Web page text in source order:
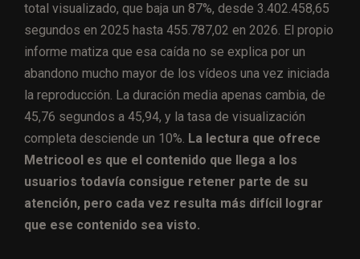
total visualizado, que baja un 87%, desde 3.402.458,65
segundos en 2025 hasta 455.787,02 en 2026. El propio
informe matiza que esa caída no se explica por un
abandono mucho mayor de los vídeos una vez iniciada
la reproducción. La duración media apenas cambia, de
45,76 segundos a 45,94, y la tasa de visualización
completa desciende un 10%. La lectura que ofrece
Metricool es que el contenido que llega a los
usuarios todavía consigue retener parte de su
atención, pero cada vez resulta más difícil lograr
que ese contenido sea visto.